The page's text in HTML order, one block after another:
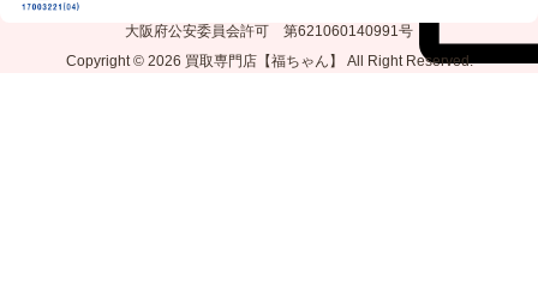
大阪府公安委員会許可 第621060140991号
Copyright © 2026 買取専門店【福ちゃん】 All Right Reserved.